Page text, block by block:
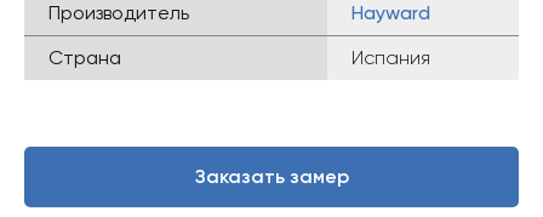
Производитель
Hayward
Страна
Испания
Заказать замер